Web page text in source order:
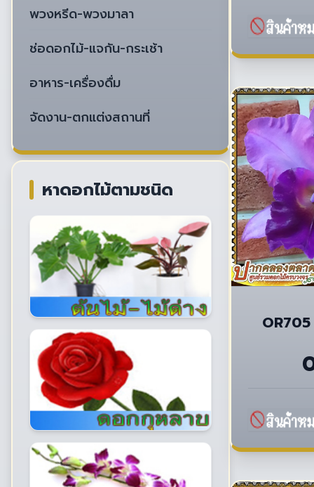
พวงหรีด-พวงมาลา
ช่อดอกไม้-แจกัน-กระเช้า
อาหาร-เครื่องดื่ม
จัดงาน-ตกแต่งสถานที่
หาดอกไม้ตามชนิด